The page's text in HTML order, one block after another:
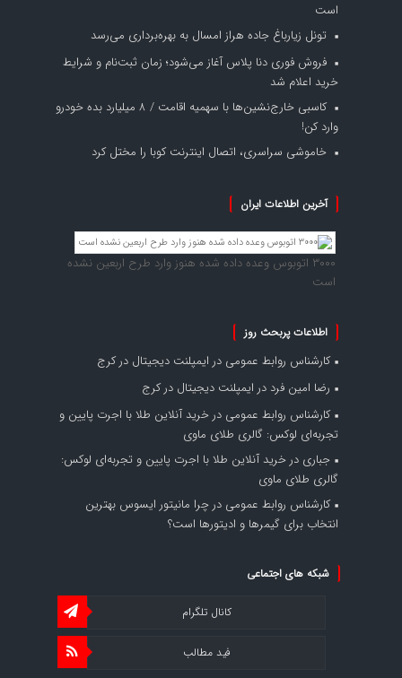
است
تونل زیارباغ جاده هراز امسال به بهره‌برداری می‌رسد
فروش فوری دنا پلاس آغاز می‌شود؛ زمان ثبت‌نام و شرایط
خرید اعلام شد
کاسبی خارج‌نشین‌ها با سهمیه اقامت / ۸ میلیارد بده خودرو
وارد کن!
خاموشی سراسری، اتصال اینترنت کوبا را مختل کرد
آخرین اطلاعات ایران
۳۰۰۰ اتوبوس وعده داده شده هنوز وارد طرح اربعین نشده
است
اطلاعات پربحث روز
کارشناس روابط عمومی در ایمپلنت دیجیتال در کرج
رضا امین فرد در ایمپلنت دیجیتال در کرج
کارشناس روابط عمومی در خرید آنلاین طلا با اجرت پایین و
تجربه‌ای لوکس: گالری طلای ماوی
جباری در خرید آنلاین طلا با اجرت پایین و تجربه‌ای لوکس:
گالری طلای ماوی
کارشناس روابط عمومی در چرا مانیتور ایسوس بهترین
انتخاب برای گیمرها و ادیتورها است؟
شبکه های اجتماعی
کانال تلگرام
فید مطالب